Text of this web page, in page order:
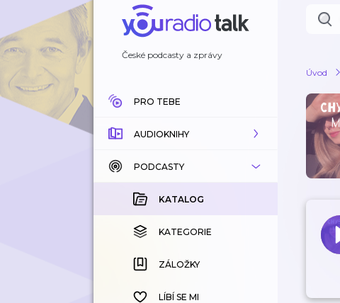
České podcasty a zprávy
PRO TEBE
AUDIOKNIHY
KATALOG
KOUPENÉ
KATEGORIE
ZÁLOŽKY
HISTORIE
PODCASTY
KATALOG
KATEGORIE
ZÁLOŽKY
LÍBÍ SE MI
Úvod